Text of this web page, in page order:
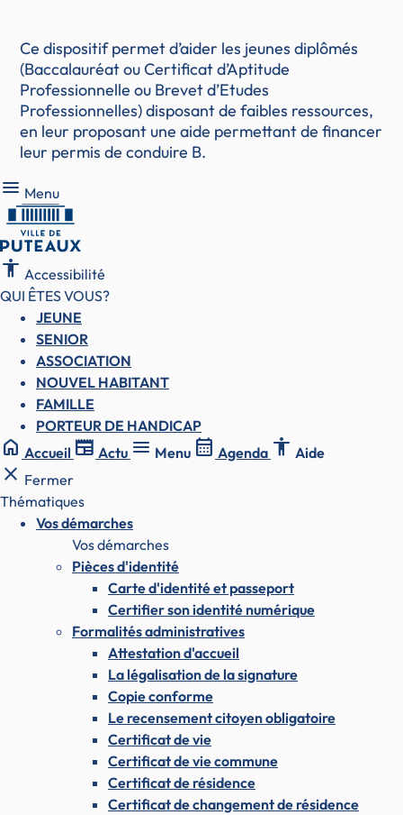
Ce dispositif permet d’aider les jeunes diplômés
(Baccalauréat ou Certificat d’Aptitude
Professionnelle ou Brevet d’Etudes
Professionnelles) disposant de faibles ressources,
en leur proposant une aide permettant de financer
leur permis de conduire B.
Menu Menu
accessibility Accessibilité
QUI ÊTES VOUS?
JEUNE
SENIOR
ASSOCIATION
NOUVEL HABITANT
FAMILLE
PORTEUR DE HANDICAP
home Accueil newspaper Actu menu Menu calendar_month Agenda accessibility Aide
close Fermer
Thématiques
Vos démarches
Vos démarches
Pièces d'identité
Carte d'identité et passeport
Certifier son identité numérique
Formalités administratives
Attestation d'accueil
La légalisation de la signature
Copie conforme
Le recensement citoyen obligatoire
Certificat de vie
Certificat de vie commune
Certificat de résidence
Certificat de changement de résidence